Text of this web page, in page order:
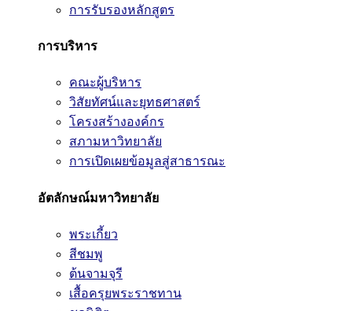
การรับรองหลักสูตร
การบริหาร
คณะผู้บริหาร
วิสัยทัศน์และยุทธศาสตร์
โครงสร้างองค์กร
สภามหาวิทยาลัย
การเปิดเผยข้อมูลสู่สาธารณะ
อัตลักษณ์มหาวิทยาลัย
พระเกี้ยว
สีชมพู
ต้นจามจุรี
เสื้อครุยพระราชทาน